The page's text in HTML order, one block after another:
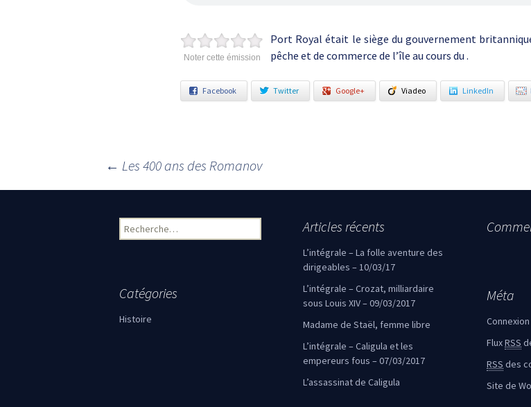
Noter cette émission
Port Royal était le siège du gouvernement
pêche et de commerce de l’île au cours du .
Facebook Twitter Google+ Viadeo LinkedIn
Navigation des articles
← Les 400 ans des Romanov
Rechercher : Articles récents
L’intégrale – La folle aventure des
dirigeables – 10/03/17
L’intégrale – Crozat, milliardaire
sous Louis XIV – 09/03/2017
Madame de Staël, femme libre
L’intégrale – Caligula et les
empereurs fous – 07/03/2017
L’assassinat de Caligula
Catégories
Histoire
Méta
Connexion
FluxRSS
RSS des
Site de